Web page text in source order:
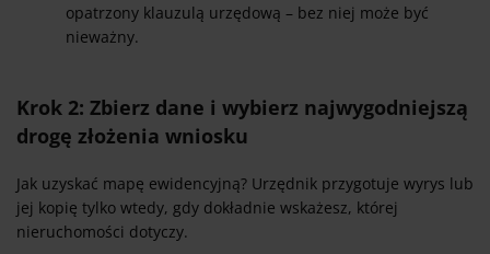
opatrzony klauzulą urzędową – bez niej może być
nieważny.
Krok 2: Zbierz dane i wybierz najwygodniejszą
drogę złożenia wniosku
Jak uzyskać mapę ewidencyjną? Urzędnik przygotuje wyrys lub
jej kopię tylko wtedy, gdy dokładnie wskażesz, której
nieruchomości dotyczy.